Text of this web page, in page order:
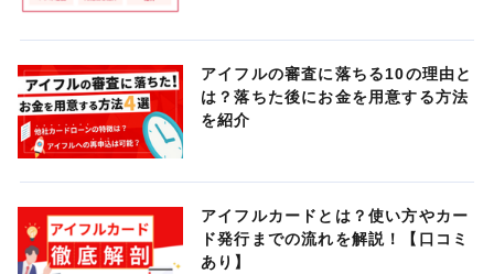
アイフルの審査に落ちる10の理由と
は？落ちた後にお金を用意する方法
を紹介
アイフルカードとは？使い方やカー
ド発行までの流れを解説！【口コミ
あり】